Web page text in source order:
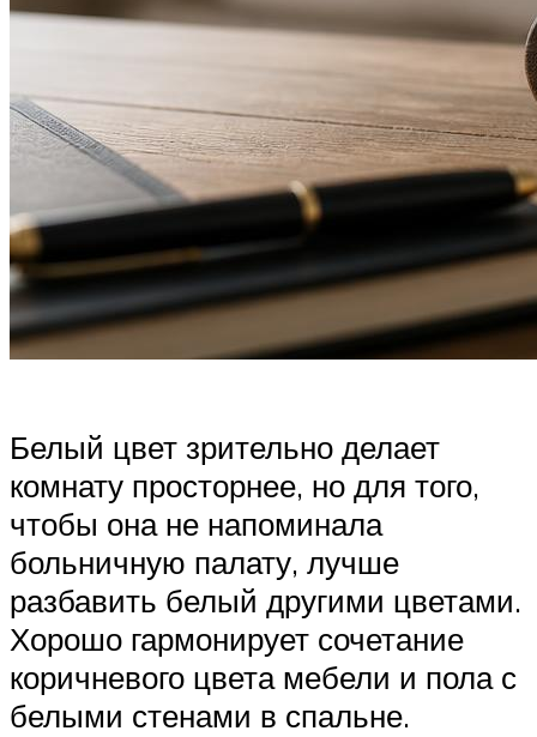
Белый цвет зрительно делает
комнату просторнее, но для того,
чтобы она не напоминала
больничную палату, лучше
разбавить белый другими цветами.
Хорошо гармонирует сочетание
коричневого цвета мебели и пола с
белыми стенами в спальне.